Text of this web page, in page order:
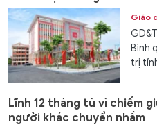
Giáo
Bình
trị
Lĩnh 12 tháng tù vì chiếm
người khác chuyển nhầm